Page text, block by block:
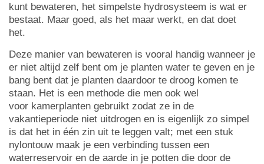
kunt bewateren, het simpelste hydrosysteem is wat er
bestaat. Maar goed, als het maar werkt, en dat doet
het.
Deze manier van bewateren is vooral handig wanneer je
er niet altijd zelf bent om je planten water te geven en je
bang bent dat je planten daardoor te droog komen te
staan. Het is een methode die men ook wel
voor kamerplanten gebruikt zodat ze in de
vakantieperiode niet uitdrogen en is eigenlijk zo simpel
is dat het in één zin uit te leggen valt; met een stuk
nylontouw maak je een verbinding tussen een
waterreservoir en de aarde in je potten die door de